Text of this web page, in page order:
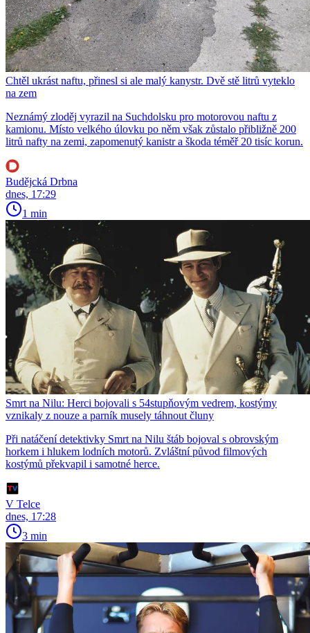
Chtěl ukrást naftu, přinesl si ale malý kanystr. Dvě stě litrů vyteklo
na zem
Neznámý zloděj vyrazil na Suchdolsku pro motorovou naftu z
kamionu. Místo velkého úlovku po něm však zůstalo přibližně 200
litrů nafty na zemi, zapomenutý kanistr a škoda téměř 20 tisíc korun.
Budějcká Drbna
dnes, 17:29
1 min
Smrt na Nilu: Herci bojovali s 54stupňovým vedrem, kostýmy
vznikaly z nouze a parník musely táhnout čluny
Při natáčení detektivky Smrt na Nilu štáb bojoval s obrovským
horkem i hlukem lodních motorů. Zvláštní původ filmových
kostýmů překvapil i samotné herce.
V Telce
dnes, 17:28
3 min